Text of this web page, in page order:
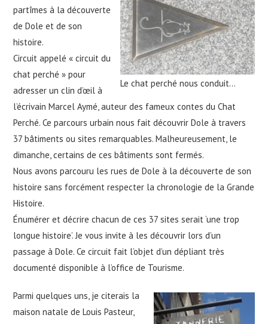
Le chat perché nous conduit…
partîmes à la découverte
de Dole et de son
histoire.
Circuit appelé « circuit du
chat perché » pour
adresser un clin d’œil à
l’écrivain Marcel Aymé, auteur des fameux contes du Chat
Perché. Ce parcours urbain nous fait découvrir Dole à travers
37 bâtiments ou sites remarquables. Malheureusement, le
dimanche, certains de ces bâtiments sont fermés.
Nous avons parcouru les rues de Dole à la découverte de son
histoire sans forcément respecter la chronologie de la Grande
Histoire.
Énumérer et décrire chacun de ces 37 sites serait ‘une trop
longue histoire’. Je vous invite à les découvrir lors d’un
passage à Dole. Ce circuit fait l’objet d’un dépliant très
documenté disponible à l’office de Tourisme.
Parmi quelques uns, je citerais la
maison natale de Louis Pasteur,